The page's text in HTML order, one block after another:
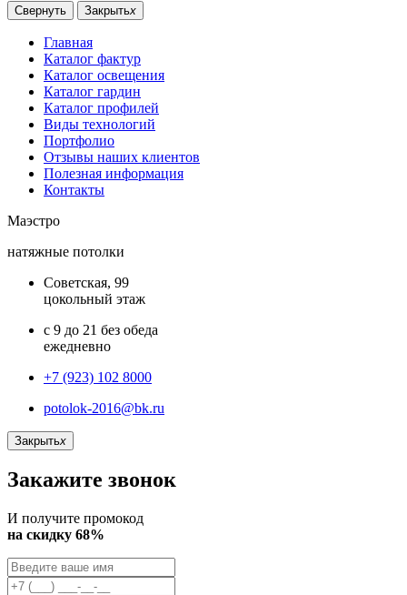
Свернуть Закрытьx
Главная
Каталог фактур
Каталог освещения
Каталог гардин
Каталог профилей
Виды технологий
Портфолио
Отзывы наших клиентов
Полезная информация
Контакты
Маэстро
натяжные потолки
Советская, 99
цокольный этаж
с 9 до 21 без обеда
ежедневно
+7 (923) 102 8000
potolok-2016@bk.ru
Закрытьx
Закажите звонок
И получите промокод
на скидку 68%